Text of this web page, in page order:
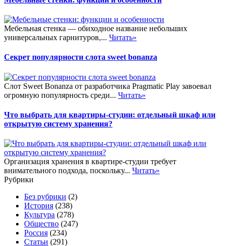
Мебельная стенка — обиходное название небольших
универсальных гарнитуров,... Читать»
Секрет популярности слота sweet bonanza
Слот Sweet Bonanza от разработчика Pragmatic Play завоевал
огромную популярность среди... Читать»
Что выбрать для квартиры-студии: отдельный шкаф или
открытую систему хранения?
Организация хранения в квартире-студии требует
внимательного подхода, поскольку... Читать»
Рубрики
Без рубрики (2)
История (238)
Культура (278)
Общество (247)
Россия (234)
Статьи (291)